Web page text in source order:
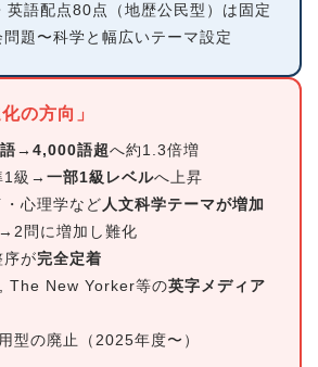
英語配点80点（地歴公民型）は固定
問題〜科学と幅広いテーマ設定
の方向」
→4,000語超へ約1.3倍増
1級→ 一部1級レベルへ上昇
・心理学など 人文科学テーマが増加
問に増加し難化
序が完全定着
The New Yorker等の英字メディア
型の廃止（2025年度〜）